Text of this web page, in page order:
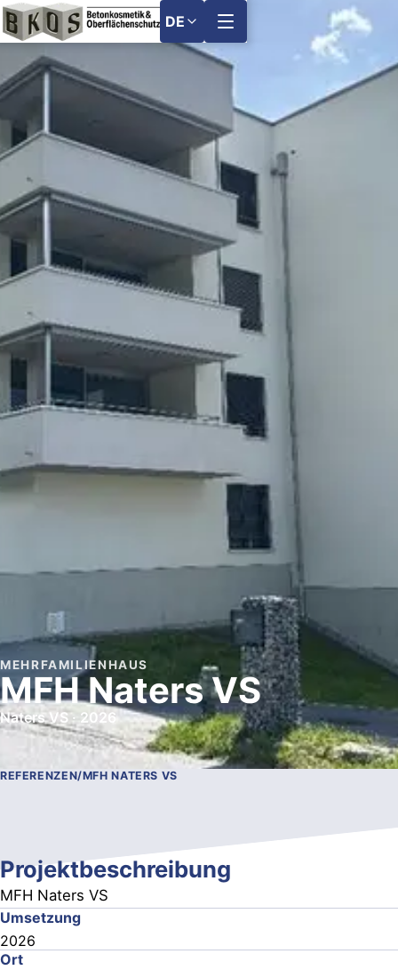
DE Menu
MEHRFAMILIENHAUS
MFH Naters VS
Naters VS · 2026
REFERENZEN/MFH NATERS VS
Projektbeschreibung
MFH Naters VS
Umsetzung
2026
Ort